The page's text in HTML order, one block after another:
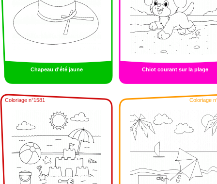
Chapeau d'été jaune Chiot courant sur la plage
Coloriage n°1581 Coloriage